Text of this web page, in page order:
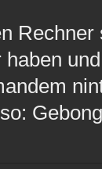
haben